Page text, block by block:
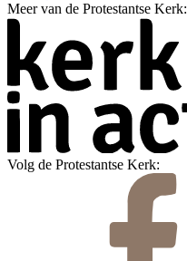
Meer van de Protestantse Kerk:
Volg de Protestantse Kerk: